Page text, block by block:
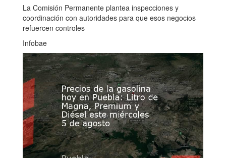
La Comisión Permanente plantea inspecciones y
coordinación con autoridades para que esos negocios
refuercen controles
Infobae